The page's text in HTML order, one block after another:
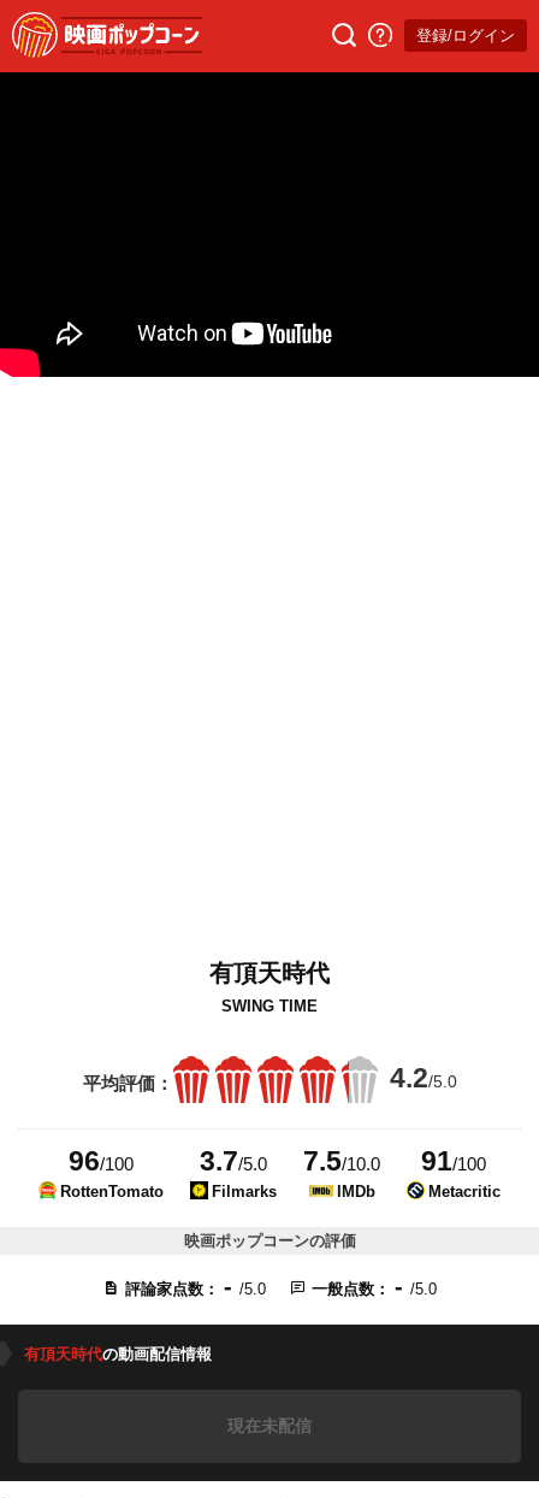
登録/ログイン
有頂天時代
SWING TIME
平均評価： 4.2/5.0
96/100
RottenTomato
3.7/5.0
Filmarks
7.5/10.0
IMDb
91/100
Metacritic
映画ポップコーンの評価
評論家点数： - /5.0 一般点数： - /5.0
有頂天時代の動画配信情報
現在未配信